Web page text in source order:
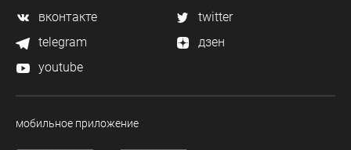
вконтакте
twitter
telegram
дзен
youtube
мобильное приложение